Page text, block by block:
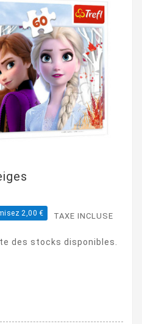
2,00 € TAXE INCLUSE
des stocks disponibles.